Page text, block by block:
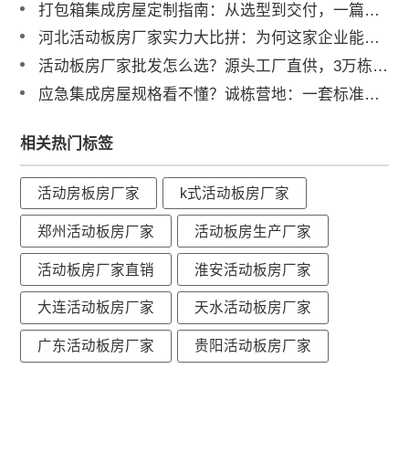
打包箱集成房屋定制指南：从选型到交付，一篇讲透
河北活动板房厂家实力大比拼：为何这家企业能成行业标杆？
活动板房厂家批发怎么选？源头工厂直供，3万栋年产能助力工程提速
应急集成房屋规格看不懂？诚栋营地：一套标准，多重保障，定义行业品质标杆
相关热门标签
活动房板房厂家 k式活动板房厂家
郑州活动板房厂家 活动板房生产厂家
活动板房厂家直销 淮安活动板房厂家
大连活动板房厂家 天水活动板房厂家
广东活动板房厂家 贵阳活动板房厂家